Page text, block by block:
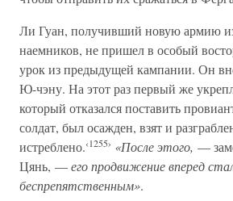
Ли Гуан, получивший новую армию
наемников, не пришел в особый
урок из предыдущей кампании. Он
Ю-чэну. На этот раз первый же
который отказался поставить
солдат, был осажден, взят и
истреблено.‹1255› «После этого, —
Цянь, —его продвижение вперед
беспрепятственным».